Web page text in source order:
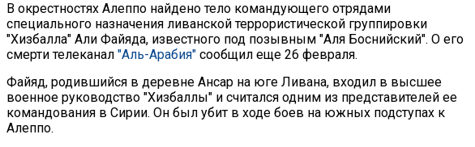
В окрестностях Алеппо найдено тело командующего отрядами
специального назначения ливанской террористической группировки
"Хизбалла" Али Файяда, известного под позывным "Аля Боснийский". О его
смерти телеканал "Аль-Арабия" сообщил еще 26 февраля.
Файяд, родившийся в деревне Ансар на юге Ливана, входил в высшее
военное руководство "Хизбаллы" и считался одним из представителей ее
командования в Сирии. Он был убит в ходе боев на южных подступах к
Алеппо.